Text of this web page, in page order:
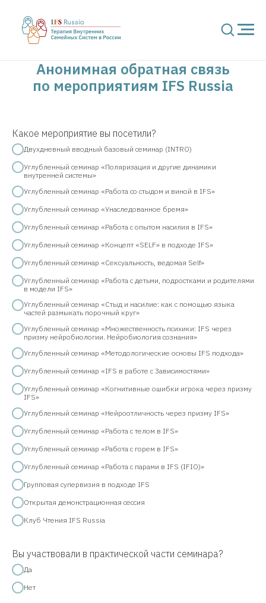
Анонимная обратная связь
по мероприятиям IFS Russia
Какое мероприятие вы посетили?
Двухдневный вводный базовый семинар (INTRO)
Углубленный семинар «Поляризация и другие динамики
внутренней системы»
Углубленный семинар «Работа со стыдом и виной в IFS»
Углубленный семинар «Унаследованное бремя»
Углубленный семинар «Работа с опытом насилия в IFS»
Углубленный семинар «Концепт «SELF» в подходе IFS»
Углубленный семинар «Сексуальность, ведомая Self»
Углубленный семинар «Работа с детьми, подростками и родителями
в модели IFS»
Углубленный семинар «Стыд и насилие: как с помощью языка
частей размыкать порочный круг»
Углубленный семинар «Множественность психики: IFS через
призму нейробиологии. Нейробиология сознания»
Углубленный семинар «Методологические основы IFS подхода»
Углубленный семинар «IFS в работе с Зависимостями»
Углубленный семинар «Когнитивные ошибки игрока через призму
IFS»
Углубленный семинар «Нейроотличность через призму IFS»
Углубленный семинар «Работа с телом в IFS»
Углубленный семинар «Работа с горем в IFS»
Углубленный семинар «Работа с парами в IFS (IFIO)»
Групповая супервизия в подходе IFS
Открытая демонстрационная сессия
Клуб Чтения IFS Russia
Вы участвовали в практической части семинара?
Да
Нет